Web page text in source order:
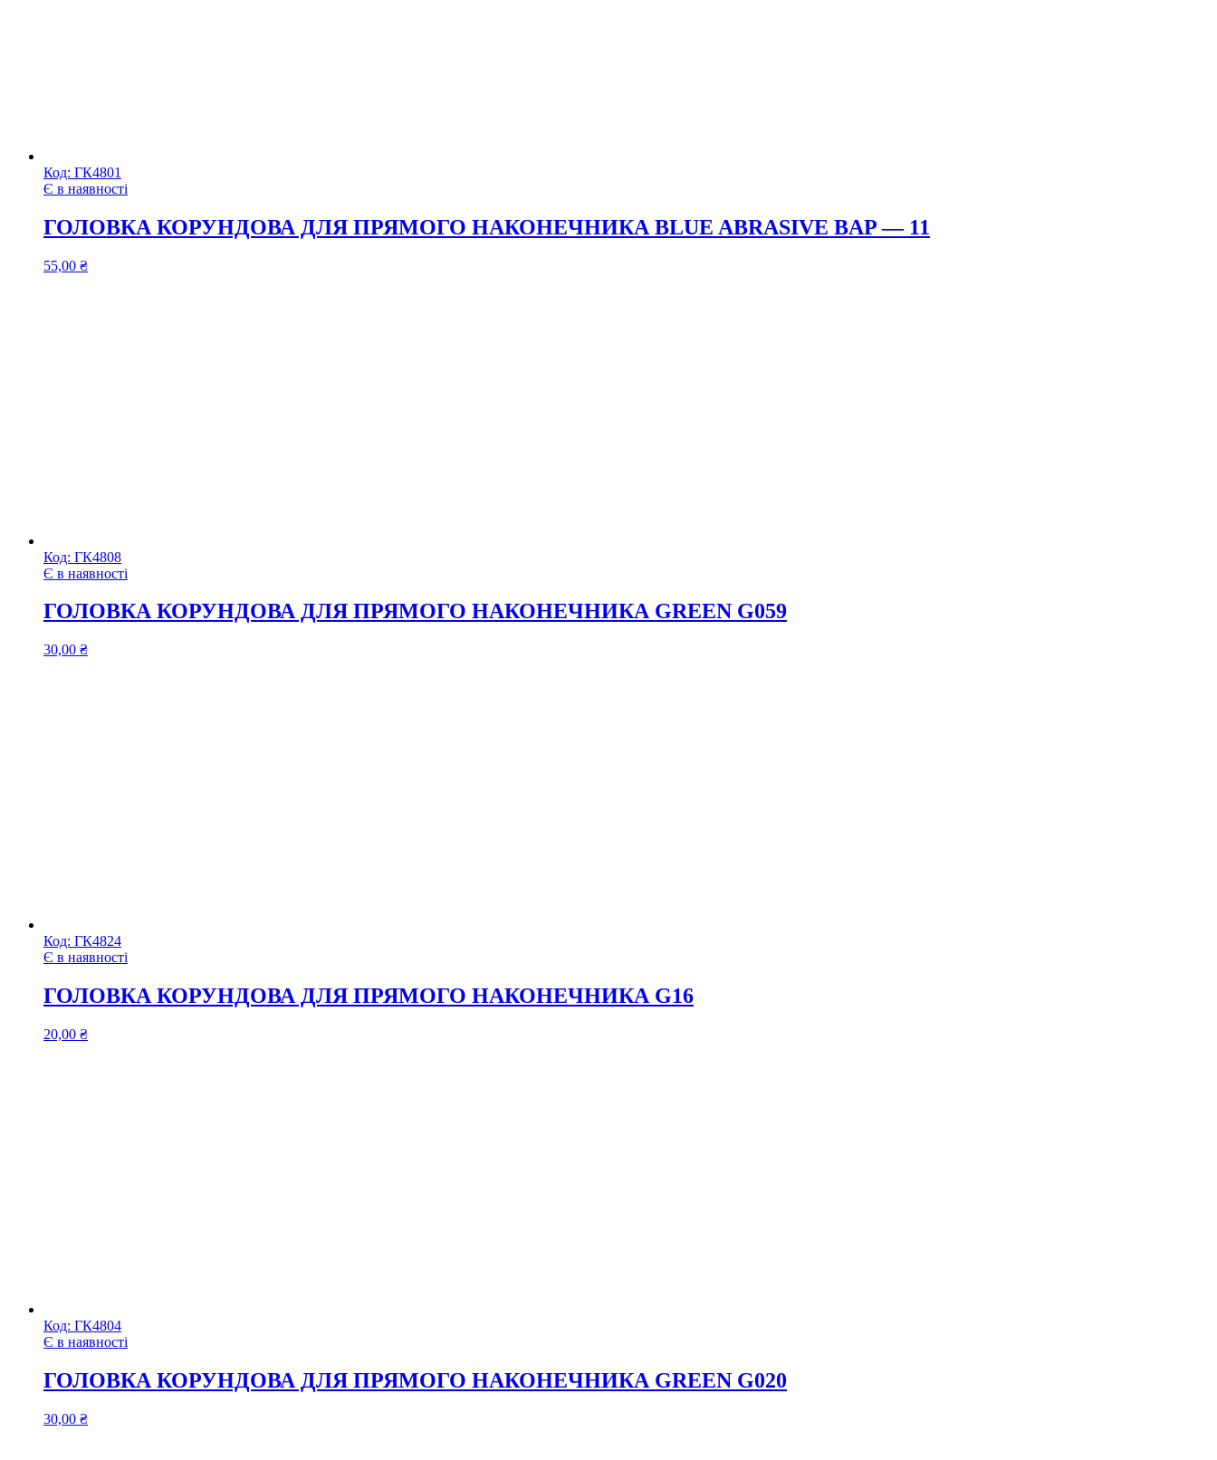
Код: ГК4801
Є в наявності
ГОЛОВКА КОРУНДОВА ДЛЯ ПРЯМОГО НАКОНЕЧНИКА BLUE ABRASIVE BAP — 11
55,00 ₴
Код: ГК4808
Є в наявності
ГОЛОВКА КОРУНДОВА ДЛЯ ПРЯМОГО НАКОНЕЧНИКА GREEN G059
30,00 ₴
Код: ГК4824
Є в наявності
ГОЛОВКА КОРУНДОВА ДЛЯ ПРЯМОГО НАКОНЕЧНИКА G16
20,00 ₴
Код: ГК4804
Є в наявності
ГОЛОВКА КОРУНДОВА ДЛЯ ПРЯМОГО НАКОНЕЧНИКА GREEN G020
30,00 ₴